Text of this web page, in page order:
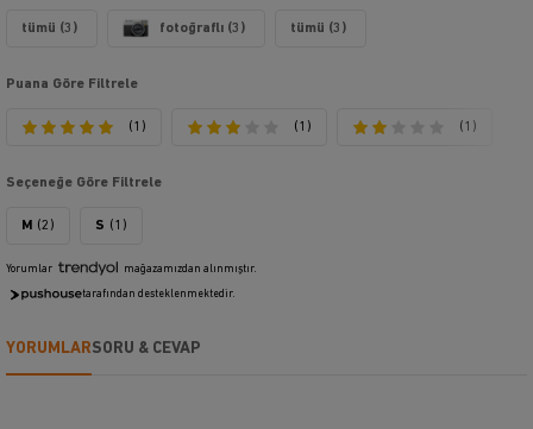
tümü (3) fotoğraflı (3) tümü (3)
Puana Göre Filtrele
(1) (1) (1)
Seçeneğe Göre Filtrele
M (2) S (1)
Yorumlar mağazamızdan alınmıştır.
tarafından desteklenmektedir.
YORUMLARSORU & CEVAP